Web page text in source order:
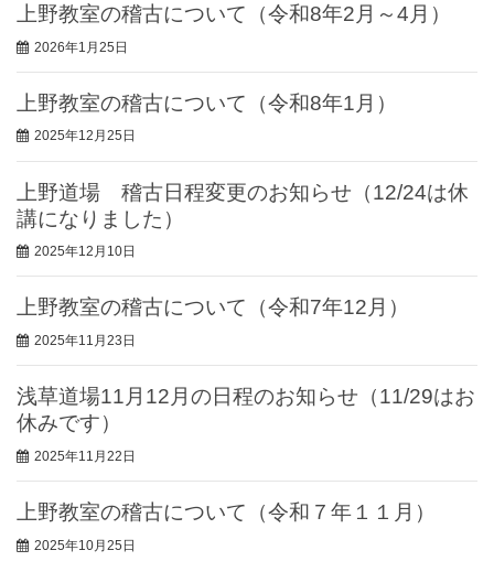
上野教室の稽古について（令和8年2月～4月）
2026年1月25日
上野教室の稽古について（令和8年1月）
2025年12月25日
上野道場 稽古日程変更のお知らせ（12/24は休
講になりました）
2025年12月10日
上野教室の稽古について（令和7年12月）
2025年11月23日
浅草道場11月12月の日程のお知らせ（11/29はお
休みです）
2025年11月22日
上野教室の稽古について（令和７年１１月）
2025年10月25日